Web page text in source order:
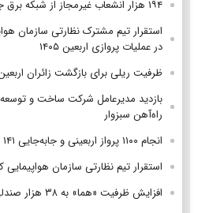
۱۹۴ هزار انشعاب غیرمجاز از شبکه برق جمع‌آوری شد
استقرار تیم مشترک نظارتی سازمان
در عملیات پروازی اربعین ۱۴۰۵
ظرفیت ریلی برای بازگشت زائران
بازدید مدیرعامل شرکت ساخت و
راه‌آهن سبزوار
انجام ۱۱۰۰ پرواز اربعینی و جابه‌جایی ۱۴۱ هزار زائر تا ۱۲ مرداد
استقرار تیم‌ نظارتی سازمان
افزایش ظرفیت «هما» به ۳۸ هزار صندلی در اربعین ۱۴۰۵